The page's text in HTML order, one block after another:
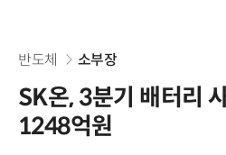
반도체 소부장
SK온, 3분기 배터리
1248억원